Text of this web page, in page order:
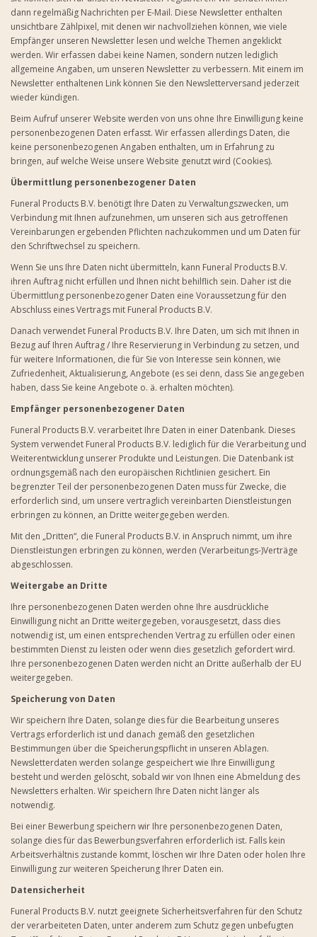
dann regelmäßig Nachrichten per E-Mail. Diese Newsletter enthalten
unsichtbare Zählpixel, mit denen wir nachvollziehen können, wie viele
Empfänger unseren Newsletter lesen und welche Themen angeklickt
werden. Wir erfassen dabei keine Namen, sondern nutzen lediglich
allgemeine Angaben, um unseren Newsletter zu verbessern. Mit einem im
Newsletter enthaltenen Link können Sie den Newsletterversand jederzeit
wieder kündigen.
Beim Aufruf unserer Website werden von uns ohne Ihre Einwilligung keine
personenbezogenen Daten erfasst. Wir erfassen allerdings Daten, die
keine personenbezogenen Angaben enthalten, um in Erfahrung zu
bringen, auf welche Weise unsere Website genutzt wird (Cookies).
Übermittlung personenbezogener Daten
Funeral Products B.V. benötigt Ihre Daten zu Verwaltungszwecken, um
Verbindung mit Ihnen aufzunehmen, um unseren sich aus getroffenen
Vereinbarungen ergebenden Pflichten nachzukommen und um Daten für
den Schriftwechsel zu speichern.
Wenn Sie uns Ihre Daten nicht übermitteln, kann Funeral Products B.V.
ihren Auftrag nicht erfüllen und Ihnen nicht behilflich sein. Daher ist die
Übermittlung personenbezogener Daten eine Voraussetzung für den
Abschluss eines Vertrags mit Funeral Products B.V.
Danach verwendet Funeral Products B.V. Ihre Daten, um sich mit Ihnen in
Bezug auf Ihren Auftrag / Ihre Reservierung in Verbindung zu setzen, und
für weitere Informationen, die für Sie von Interesse sein können, wie
Zufriedenheit, Aktualisierung, Angebote (es sei denn, dass Sie angegeben
haben, dass Sie keine Angebote o. ä. erhalten möchten).
Empfänger personenbezogener Daten
Funeral Products B.V. verarbeitet Ihre Daten in einer Datenbank. Dieses
System verwendet Funeral Products B.V. lediglich für die Verarbeitung und
Weiterentwicklung unserer Produkte und Leistungen. Die Datenbank ist
ordnungsgemäß nach den europäischen Richtlinien gesichert. Ein
begrenzter Teil der personenbezogenen Daten muss für Zwecke, die
erforderlich sind, um unsere vertraglich vereinbarten Dienstleistungen
erbringen zu können, an Dritte weitergegeben werden.
Mit den „Dritten“, die Funeral Products B.V. in Anspruch nimmt, um ihre
Dienstleistungen erbringen zu können, werden (Verarbeitungs-)Verträge
abgeschlossen.
Weitergabe an Dritte
Ihre personenbezogenen Daten werden ohne Ihre ausdrückliche
Einwilligung nicht an Dritte weitergegeben, vorausgesetzt, dass dies
notwendig ist, um einen entsprechenden Vertrag zu erfüllen oder einen
bestimmten Dienst zu leisten oder wenn dies gesetzlich gefordert wird.
Ihre personenbezogenen Daten werden nicht an Dritte außerhalb der EU
weitergegeben.
Speicherung von Daten
Wir speichern Ihre Daten, solange dies für die Bearbeitung unseres
Vertrags erforderlich ist und danach gemäß den gesetzlichen
Bestimmungen über die Speicherungspflicht in unseren Ablagen.
Newsletterdaten werden solange gespeichert wie Ihre Einwilligung
besteht und werden gelöscht, sobald wir von Ihnen eine Abmeldung des
Newsletters erhalten. Wir speichern Ihre Daten nicht länger als
notwendig.
Bei einer Bewerbung speichern wir Ihre personenbezogenen Daten,
solange dies für das Bewerbungsverfahren erforderlich ist. Falls kein
Arbeitsverhältnis zustande kommt, löschen wir Ihre Daten oder holen Ihre
Einwilligung zur weiteren Speicherung Ihrer Daten ein.
Datensicherheit
Funeral Products B.V. nutzt geeignete Sicherheitsverfahren für den Schutz
der verarbeiteten Daten, unter anderem zum Schutz gegen unbefugten